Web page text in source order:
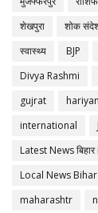
शेखपुरा
शोक
स्वास्थ्य
BJP
Divya Rashmi
gujrat
international
Latest News बिहार
Local News Bihar
maharashtr